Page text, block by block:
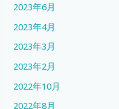
2023年6月
2023年4月
2023年3月
2023年2月
2022年10月
2022年8月